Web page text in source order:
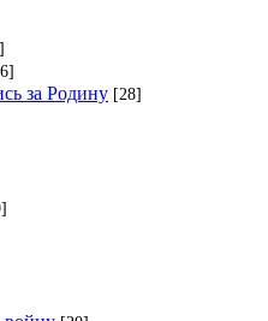
за Родину [28]